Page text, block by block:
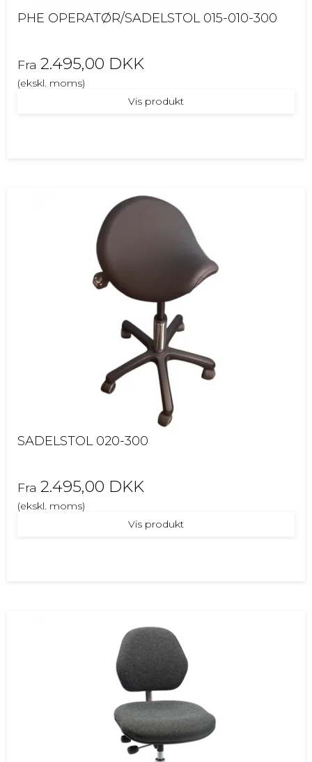
PHE OPERATØR/SADELSTOL 015-010-300
Fra 2.495,00 DKK
(ekskl. moms)
Vis produkt
SADELSTOL 020-300
Fra 2.495,00 DKK
(ekskl. moms)
Vis produkt